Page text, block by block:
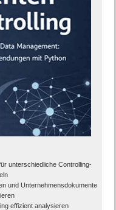
unterschiedliche Controlling-
und Unternehmensdokumente
effizient analysieren